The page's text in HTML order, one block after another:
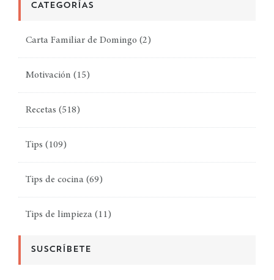
CATEGORÍAS
Carta Familiar de Domingo (2)
Motivación (15)
Recetas (518)
Tips (109)
Tips de cocina (69)
Tips de limpieza (11)
SUSCRÍBETE